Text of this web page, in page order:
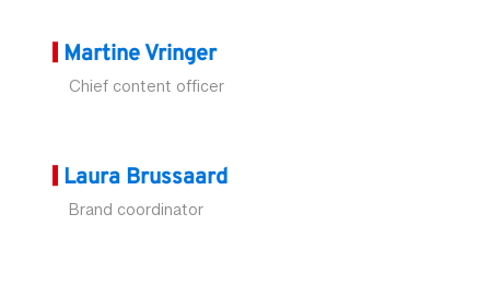
Martine Vringer
Chief content officer
Laura Brussaard
Brand coordinator